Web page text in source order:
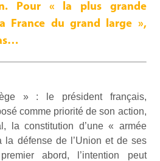
Pour « la plus grande
France du grand large »,
» : le président français,
comme priorité de son action,
la constitution d’une « armée
la défense de l’Union et de ses
abord, l’intention peut